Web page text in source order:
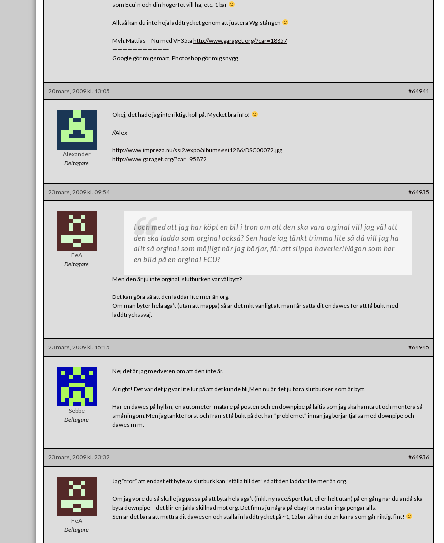
som Ecu`n och din högerfot vill ha, etc. 1 bar
Alltså kan du inte höja laddtrycket genom att justera Wg-stången
Mvh.Mattias – Nu med VF35:a http://www.garaget.org/?car=18857
———————————-
Google gör mig smart, Photoshop gör mig snygg
20 mars, 2009 kl. 13:05 #64941
Alexander
Deltagare
Okej, det hade jag inte riktigt koll på. Mycket bra info!
//Alex
http://www.impreza.nu/ssi2/expo/albums/ssi1286/DSC00072.jpg
http://www.garaget.org/?car=95872
23 mars, 2009 kl. 09:54 #64935
FeA
Deltagare
I och med att jag har köpt en bil i tron om att den ska vara orginal vill jag väl att
den ska ladda som orginal också? Sen hade jag tänkt trimma lite så då vill jag ha
allt så orginal som möjligt när jag börjar, för att slippa haverier!Någon som har
en bild på en orginal ECU?
Men den är ju inte orginal, slutburken var väl bytt?
Det kan göra så att den laddar lite mer än org.
Om man byter hela aga’t (utan att mappa) så är det mkt vanligt att man får sätta dit en dawes för att få bukt med
laddtryckssvaj.
23 mars, 2009 kl. 15:15 #64945
Sebbe
Deltagare
Nej det är jag medveten om att den inte är.
Alright! Det var det jag var lite lur på att det kunde bli,Men nu är det ju bara slutburken som är bytt.
Har en dawes på hyllan, en autometer-mätare på posten och en downpipe på laitis som jag ska hämta ut och montera så
småningom.Men jag tänkte först och främst få bukt på det här ”problemet” innan jag börjar tjafsa med downpipe och
dawes m m.
23 mars, 2009 kl. 23:32 #64936
FeA
Deltagare
Jag *tror* att endast ett byte av slutburk kan ”ställa till det” så att den laddar lite mer än org.
Om jag vore du så skulle jag passa på att byta hela aga’t (inkl. ny race/sport kat, eller helt utan) på en gång när du ändå ska
byta downpipe – det blir en jäkla skillnad mot org. Det finns ju några på ebay för nästan inga pengar alls.
Sen är det bara att muttra dit dawesen och ställa in laddtrycket på ~1,15bar så har du en kärra som går riktigt fint!